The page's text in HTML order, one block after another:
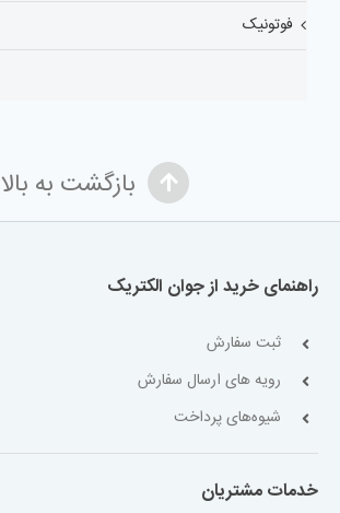
فوتونیک
بازگشت به بالا
راهنمای خرید از جوان الکتریک
ثبت سفارش
رویه های ارسال سفارش
شیوه‌های پرداخت
خدمات مشتریان